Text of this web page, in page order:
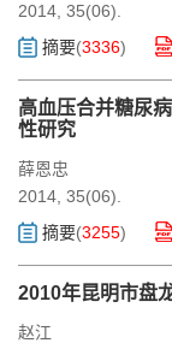
2014, 35(06).
摘要(3336)
高血压合并糖尿
性研究
薛恩忠
2014, 35(06).
摘要(3255)
2010年昆明市盘
赵江